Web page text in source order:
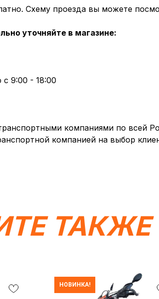
Схему проезда вы можете
уточняйте в магазине:
с 9:00 - 18:00
компаниями по всей
компанией на выбор
ТАКЖЕ
НОВИНКА!